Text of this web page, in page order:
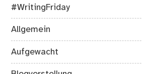
#WritingFriday
Allgemein
Aufgewacht